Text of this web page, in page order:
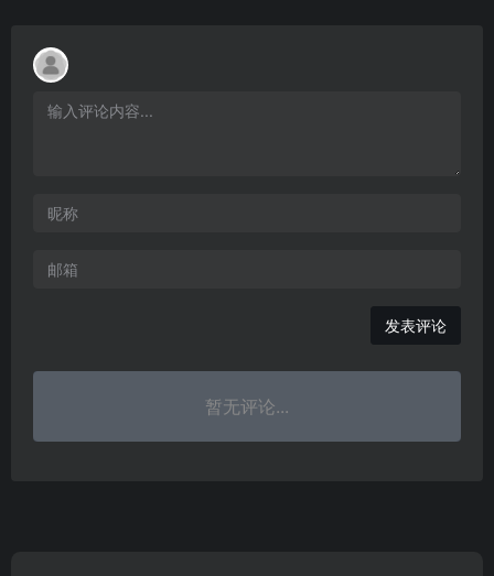
发表评论
暂无评论...